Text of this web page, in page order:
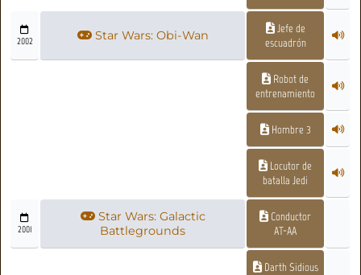
2002 Star Wars: Obi-Wan
Jefe de
escuadrón
Robot de
entrenamiento
Hombre 3
Locutor de
batalla Jedi
2001
Star Wars: Galactic
Battlegrounds
Conductor
AT-AA
Darth Sidious